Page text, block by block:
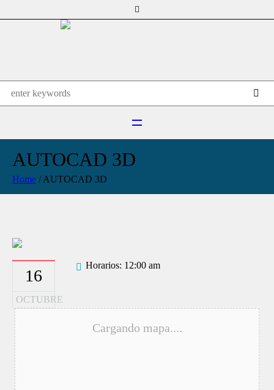
AUTOCAD 3D
Home /AUTOCAD 3D
16
OCTUBRE
Horarios: 12:00 am
Cargando mapa....